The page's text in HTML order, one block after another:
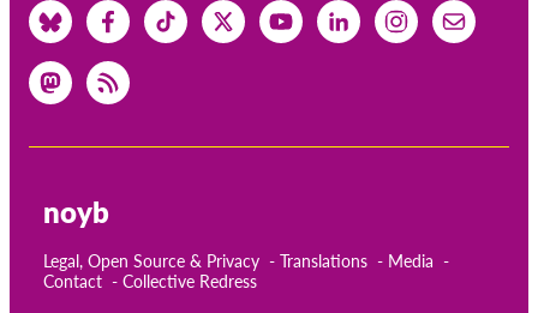
noyb
Legal, Open Source & Privacy Translations
Media
Contact
Collective Redress